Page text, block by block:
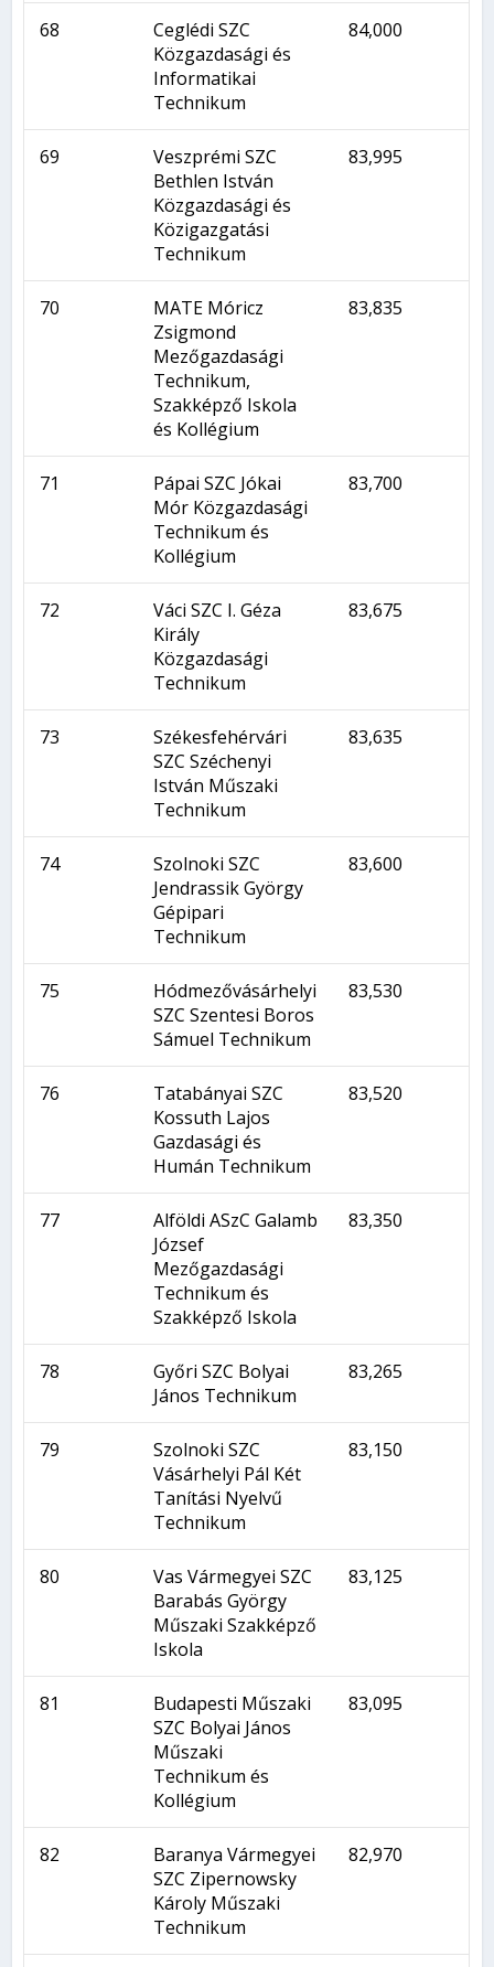
68
Ceglédi SZC
Közgazdasági és
Informatikai
Technikum
84,000
69
Veszprémi SZC
Bethlen István
Közgazdasági és
Közigazgatási
Technikum
83,995
70
MATE Móricz
Zsigmond
Mezőgazdasági
Technikum,
Szakképző Iskola
és Kollégium
83,835
71
Pápai SZC Jókai
Mór Közgazdasági
Technikum és
Kollégium
83,700
72
Váci SZC I. Géza
Király
Közgazdasági
Technikum
83,675
73
Székesfehérvári
SZC Széchenyi
István Műszaki
Technikum
83,635
74
Szolnoki SZC
Jendrassik György
Gépipari
Technikum
83,600
75
Hódmezővásárhelyi
SZC Szentesi Boros
Sámuel Technikum
83,530
76
Tatabányai SZC
Kossuth Lajos
Gazdasági és
Humán Technikum
83,520
77
Alföldi ASzC Galamb
József
Mezőgazdasági
Technikum és
Szakképző Iskola
83,350
78
Győri SZC Bolyai
János Technikum
83,265
79
Szolnoki SZC
Vásárhelyi Pál Két
Tanítási Nyelvű
Technikum
83,150
80
Vas Vármegyei SZC
Barabás György
Műszaki Szakképző
Iskola
83,125
81
Budapesti Műszaki
SZC Bolyai János
Műszaki
Technikum és
Kollégium
83,095
82
Baranya Vármegyei
SZC Zipernowsky
Károly Műszaki
Technikum
82,970